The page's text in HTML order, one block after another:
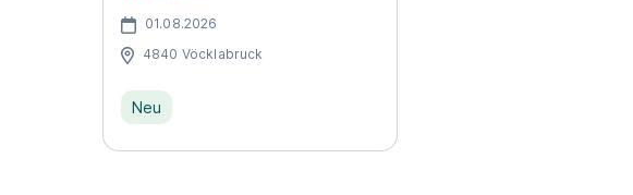
01.08.2026
4840 Vöcklabruck
Neu